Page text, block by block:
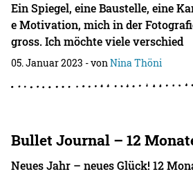
Ein Spiegel, eine Baustelle, eine
e Motivation, mich in der
gross. Ich möchte viele verschied
05. Januar 2023 - vonNina Thöni
Bullet Journal – 12
Neues Jahr – neues Glück! 12